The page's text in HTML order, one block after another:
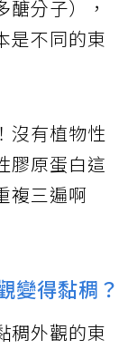
分子），
是不同的東
沒有植物性
膠原蛋白這
複三遍啊
變得黏稠？
稠外觀的東